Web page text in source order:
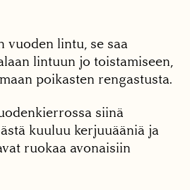
vuoden lintu, se saa
lintuun jo toistamiseen,
poikasten rengastusta.
siinä
kuuluu kerjuuääniä ja
ruokaa avonaisiin